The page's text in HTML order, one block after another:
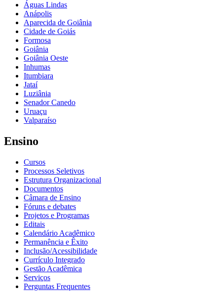
Águas Lindas
Anápolis
Aparecida de Goiânia
Cidade de Goiás
Formosa
Goiânia
Goiânia Oeste
Inhumas
Itumbiara
Jataí
Luziânia
Senador Canedo
Uruaçu
Valparaíso
Ensino
Cursos
Processos Seletivos
Estrutura Organizacional
Documentos
Câmara de Ensino
Fóruns e debates
Projetos e Programas
Editais
Calendário Acadêmico
Permanência e Êxito
Inclusão/Acessibilidade
Currículo Integrado
Gestão Acadêmica
Serviços
Perguntas Frequentes